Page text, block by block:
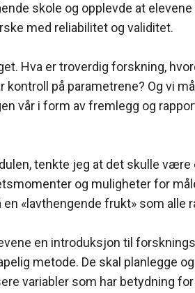
skole og opplevde at elevene
med reliabilitet og validitet.
Hva er troverdig forskning,
på parametrene? Og vi
vår i form av fremlegg og
tenkte jeg at det skulle være
og muligheter for
«lavthengende frukt» som alle
en introduksjon til
metode. De skal planlegge
variabler som har betydning